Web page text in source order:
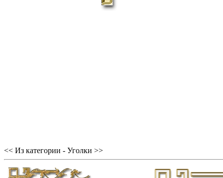
<< Из категории - Уголки >>